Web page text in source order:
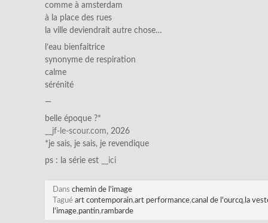
comme à amsterdam
à la place des rues
la ville deviendrait autre chose…
l’eau bienfaitrice
synonyme de respiration
calme
sérénité
—
belle époque ?*
__jf-le-scour.com, 2026
*je sais, je sais, je revendique
ps : la série est
__ici
Dans chemin de l'image
Tagué art contemporain,art performance,canal de l'ourcq, la
l'image,pantin,rambarde